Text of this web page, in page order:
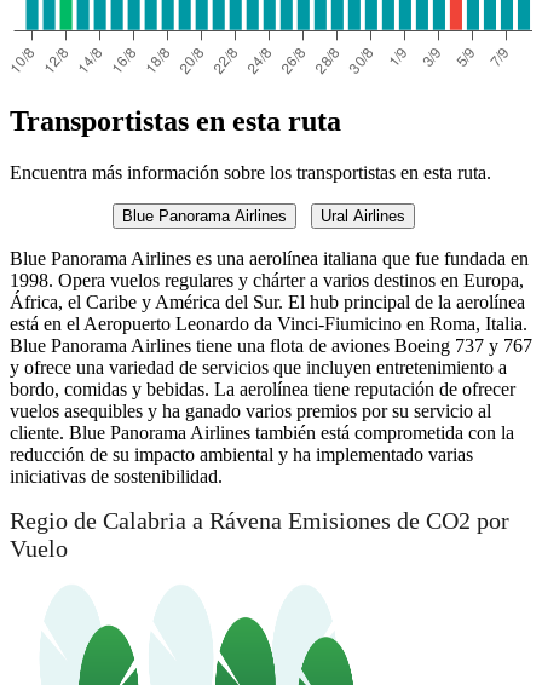
Transportistas en esta ruta
Encuentra más información sobre los transportistas en esta ruta.
Blue Panorama Airlines Ural Airlines
Blue Panorama Airlines es una aerolínea italiana que fue fundada en
1998. Opera vuelos regulares y chárter a varios destinos en Europa,
África, el Caribe y América del Sur. El hub principal de la aerolínea
está en el Aeropuerto Leonardo da Vinci-Fiumicino en Roma, Italia.
Blue Panorama Airlines tiene una flota de aviones Boeing 737 y 767
y ofrece una variedad de servicios que incluyen entretenimiento a
bordo, comidas y bebidas. La aerolínea tiene reputación de ofrecer
vuelos asequibles y ha ganado varios premios por su servicio al
cliente. Blue Panorama Airlines también está comprometida con la
reducción de su impacto ambiental y ha implementado varias
iniciativas de sostenibilidad.
Regio de Calabria a Rávena Emisiones de CO2 por
Vuelo